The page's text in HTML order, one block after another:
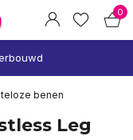
0
benen
Leg